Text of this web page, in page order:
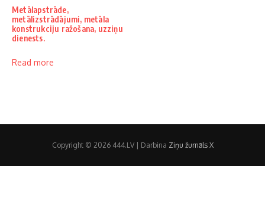
Metālapstrāde,
metālizstrādājumi, metāla
konstrukciju ražošana, uzziņu
dienests.
Read more
Copyright © 2026 444.LV | Darbina Ziņu žurnāls X